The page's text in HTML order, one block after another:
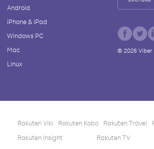
Android
iPhone & iPad
Windows PC
Mac
Linux
© 2026Viber
Rakuten Viki Rakuten Kobo Rakuten Travel
Rakuten Insight
Rakuten TV